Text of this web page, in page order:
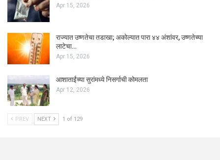
Apr 15, 2026
राज्यात उष्णतेचा तडाखा; अकोल्यात पारा ४४ अंशांवर, उष्णतेच्या
लाटेचा…
Apr 15, 2026
आशाताईंच्या सुरांमध्ये निसर्गाची कोमलता
Apr 12, 2026
PREV NEXT 1 of 129